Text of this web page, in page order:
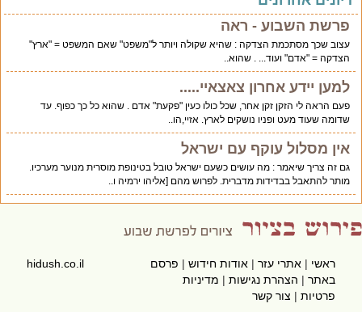
פרשת השבוע - ראה
עצוב שכך מסתכמת הצדקה : שהיא שקולה ויותר ל"משפט" שאם המשפט = "ארץ"
הצדקה = "אדם" ועוד... . שהוא..
למען יידע אחרון צאצאיי.....
פעם הראה לי הזקן זקן אחר, שכל כולו כעין "פקעת" אדם . שהוא כל כך כפוף. עד
שדומה שעוד מעט ופניו נושקים לארץ. אזיי,הו..
אין מסלול עוקף עם ישראל
גם זה צריך שיאמר : מה עושים כשעם ישראל טובל בטינופת מוסרית מנוער מערכיו.
מותר להתאבל בבדידות מדברית. לפרוש מהם [אליהו ירמיה ו..
ראשי|אתרי עזר|אודות חידוש|פרסם
באתר|הצהרת נגישות|מדיניות
פרטיות|צור קשר
hidush.co.il